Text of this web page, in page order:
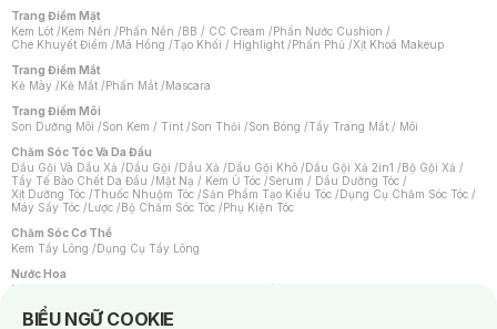
Trang Điểm Mặt
Kem Lót /Kem Nền /Phấn Nền /BB / CC Cream /Phấn Nước Cushion /
Che Khuyết Điểm /Má Hồng /Tạo Khối / Highlight /Phấn Phủ /Xịt Khoá Makeup
Trang Điểm Mắt
Kẻ Mày /Kẻ Mắt /Phấn Mắt /Mascara
Trang Điểm Môi
Son Dưỡng Môi /Son Kem / Tint /Son Thỏi /Son Bóng /Tẩy Trang Mắt / Môi
Chăm Sóc Tóc Và Da Đầu
Dầu Gội Và Dầu Xả /Dầu Gội /Dầu Xả /Dầu Gội Khô /Dầu Gội Xả 2in1 /Bộ Gội Xả /
Tẩy Tế Bào Chết Da Đầu /Mặt Nạ / Kem Ủ Tóc /Serum / Dầu Dưỡng Tóc /
Xịt Dưỡng Tóc /Thuốc Nhuộm Tóc /Sản Phẩm Tạo Kiểu Tóc /Dụng Cụ Chăm Sóc Tóc /
Máy Sấy Tóc /Lược /Bộ Chăm Sóc Tóc /Phụ Kiện Tóc
Chăm Sóc Cơ Thể
Kem Tẩy Lông /Dụng Cụ Tẩy Lông
Nước Hoa
Nước Hoa Nữ
BIỂU NGỮ COOKIE
Notice about cookies usage